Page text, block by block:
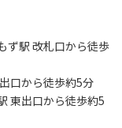
ず駅 改札口から徒歩
口から徒歩約5分
東出口から徒歩約5